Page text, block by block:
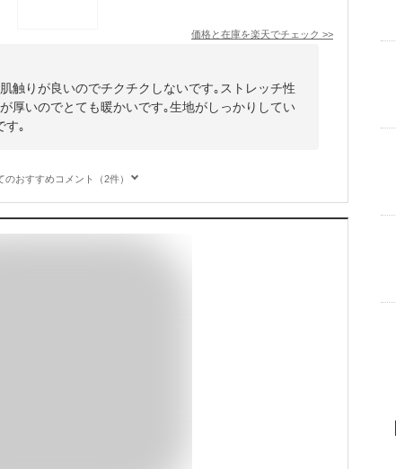
価格と在庫を楽天でチェック >>
触りが良いのでチクチクしないです｡ストレッチ性
厚いのでとても暖かいです｡生地がしっかりしてい
す｡
のおすすめコメント（2件）